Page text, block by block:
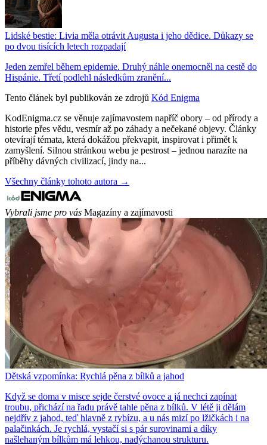
Lidské bestie: Livia měla otrávit Augusta i jeho dědice. Důkazy se
po dvou tisících letech rozpadají
Jeden zemřel během epidemie. Druhý náhle onemocněl na cestě do
Hispánie. Třetí podlehl následkům zranění...
Tento článek byl publikován ze zdrojů Kód Enigma
KodEnigma.cz se věnuje zajímavostem napříč obory – od přírody a
historie přes vědu, vesmír až po záhady a nečekané objevy. Články
otevírají témata, která dokážou překvapit, inspirovat i přimět k
zamyšlení. Silnou stránkou webu je pestrost – jednou narazíte na
příběhy dávných civilizací, jindy na...
Všechny články tohoto autora →
Vybrali jsme pro vás Magazíny a zajímavosti
Dětská vzpomínka: Rychlá pěna z bílků a jahod
Když se doma v misce sejde čerstvé ovoce a já nechci zapínat
troubu, přichází na řadu právě tahle pěna z bílků. V létě ji dělám
nejdřív z jahod, teď hlavně z rybízu, a u nás mizí po lžičkách i na
palačinkách. Je rychlá, vystačí si s pár surovinami a díky
našlehaným bílkům má lehkou, nadýchanou strukturu.